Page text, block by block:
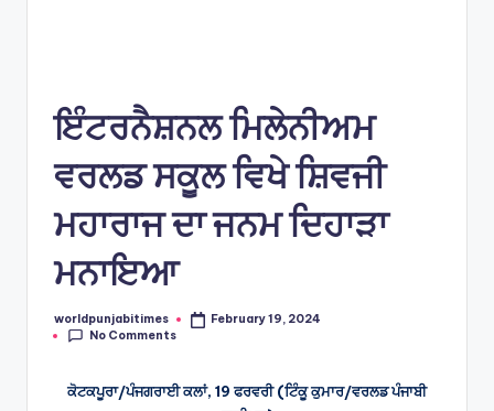
ਇੰਟਰਨੈਸ਼ਨਲ ਮਿਲੇਨੀਅਮ
ਵਰਲਡ ਸਕੂਲ ਵਿਖੇ ਸ਼ਿਵਜੀ
ਮਹਾਰਾਜ ਦਾ ਜਨਮ ਦਿਹਾੜਾ
ਮਨਾਇਆ
Posted
by
worldpunjabitimes
February 19, 2024
No Comments
ਕੋਟਕਪੂਰਾ/ਪੰਜਗਰਾਈ ਕਲਾਂ, 19 ਫਰਵਰੀ (ਟਿੰਕੂ ਕੁਮਾਰ/ਵਰਲਡ ਪੰਜਾਬੀ